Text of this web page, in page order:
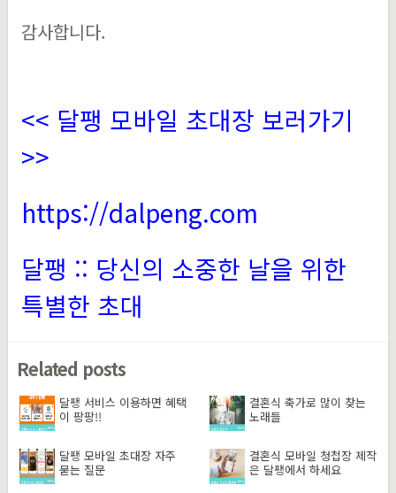
감사합니다.
<< 달팽 모바일 초대장 보러가기
>>
https://dalpeng.com
달팽 :: 당신의 소중한 날을 위한
특별한 초대
Related posts
달팽 서비스 이용하면 혜택
이 팡팡!!
결혼식 축가로 많이 찾는
노래들
달팽 모바일 초대장 자주
묻는 질문
결혼식 모바일 청첩장 제작
은 달팽에서 하세요